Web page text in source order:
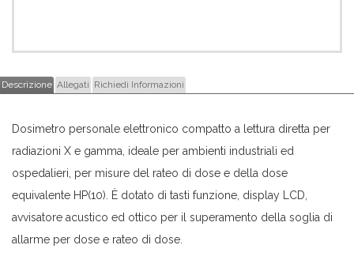
Descrizione Allegati Richiedi Informazioni
Dosimetro personale elettronico compatto a lettura diretta per
radiazioni X e gamma, ideale per ambienti industriali ed
ospedalieri, per misure del rateo di dose e della dose
equivalente HP(10). È dotato di tasti funzione, display LCD,
avvisatore acustico ed ottico per il superamento della soglia di
allarme per dose e rateo di dose.